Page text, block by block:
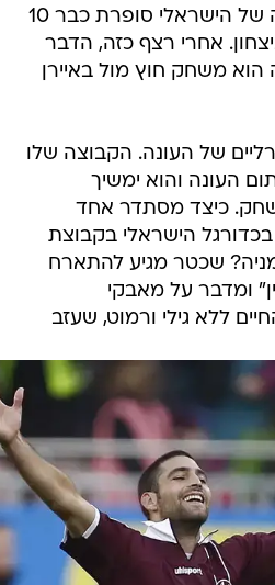
משער מאוחר והקבוצה של הישראלי סופרת כבר 10
אחרי רצף כזה, הדבר
משחק חוץ מול באיירן
של העונה. הקבוצה שלו
העונה והוא ימשיך
כיצד מסתדר אחד
בכדורגל הישראלי בקבוצת
שכטר מגיע להתארח
ומדבר על מאבקי
ללא גילי ורמוט, שעזב